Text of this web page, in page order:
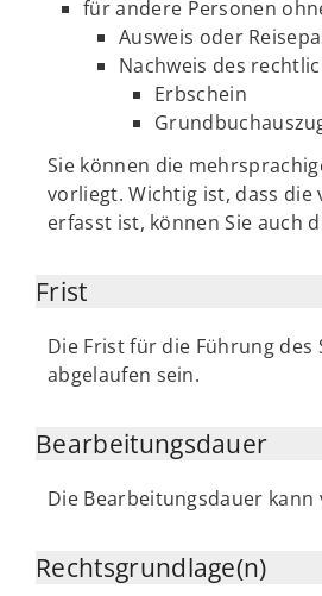
für andere Personen
Ausweis oder
Nachweis des
Erbschein
Sie können die
vorliegt. Wichtig ist, dass
erfasst ist, können Sie auch
Frist
Die Frist für die Führung
abgelaufen sein.
Bearbeitungsdauer
Die Bearbeitungsdauer kann
Rechtsgrundlage(n)